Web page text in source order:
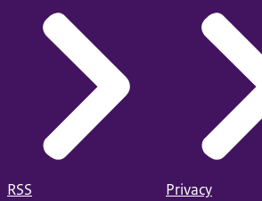
RSS Privacy